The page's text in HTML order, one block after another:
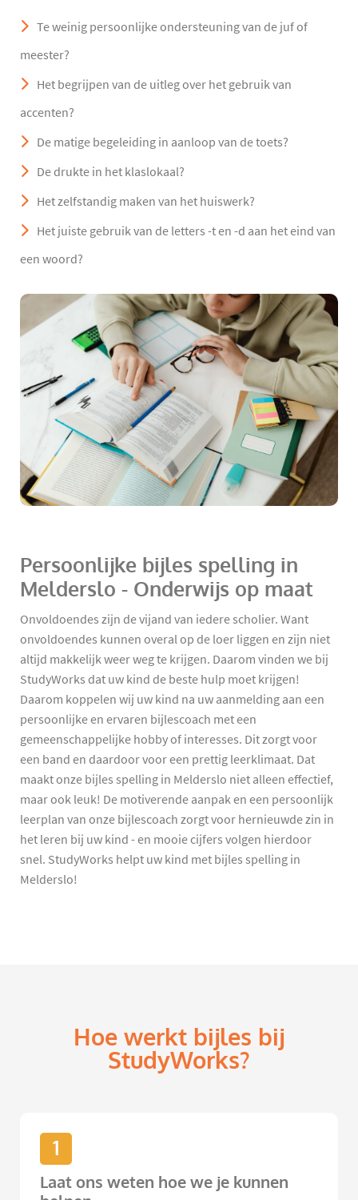
Te weinig persoonlijke ondersteuning van de juf of
meester?
Het begrijpen van de uitleg over het gebruik van
accenten?
De matige begeleiding in aanloop van de toets?
De drukte in het klaslokaal?
Het zelfstandig maken van het huiswerk?
Het juiste gebruik van de letters -t en -d aan het eind van
een woord?
Persoonlijke bijles spelling in
Melderslo - Onderwijs op maat
Onvoldoendes zijn de vijand van iedere scholier. Want
onvoldoendes kunnen overal op de loer liggen en zijn niet
altijd makkelijk weer weg te krijgen. Daarom vinden we bij
StudyWorks dat uw kind de beste hulp moet krijgen!
Daarom koppelen wij uw kind na uw aanmelding aan een
persoonlijke en ervaren bijlescoach met een
gemeenschappelijke hobby of interesses. Dit zorgt voor
een band en daardoor voor een prettig leerklimaat. Dat
maakt onze bijles spelling in Melderslo niet alleen effectief,
maar ook leuk! De motiverende aanpak en een persoonlijk
leerplan van onze bijlescoach zorgt voor hernieuwde zin in
het leren bij uw kind - en mooie cijfers volgen hierdoor
snel. StudyWorks helpt uw kind met bijles spelling in
Melderslo!
Hoe werkt bijles bij
StudyWorks?
1
Laat ons weten hoe we je kunnen